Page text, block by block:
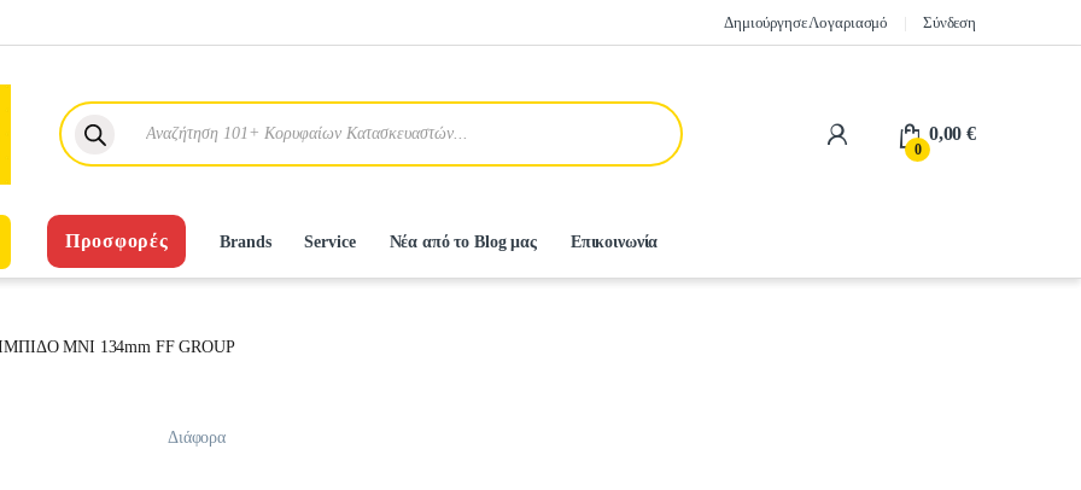
Δημιούργησε Λογαριασμό Σύνδεση
Products search
0
0,00€
Προσφορές Brands Service Νέα από το Blog μας Επικοινωνία
ΜΝΙ 134mm FF GROUP
Διάφορα